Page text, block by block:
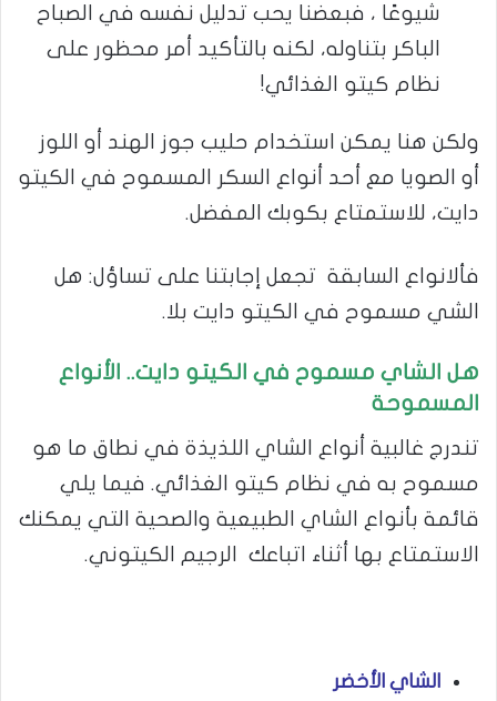
شيوعًا ، فبعضنا يحب تدليل نفسه في الصباح
الباكر بتناوله، لكنه بالتأكيد أمر محظور على
نظام كيتو الغذائي!
ولكن هنا يمكن استخدام حليب جوز الهند أو اللوز
أو الصويا مع أحد أنواع السكر المسموح في الكيتو
دايت، للاستمتاع بكوبك المفضل.
فألانواع السابقة تجعل إجابتنا على تساؤل: هل
الشي مسموح في الكيتو دايت بلا.
هل الشاي مسموح في الكيتو دايت.. الأنواع
المسموحة
تندرج غالبية أنواع الشاي اللذيذة في نطاق ما هو
مسموح به في نظام كيتو الغذائي. فيما يلي
قائمة بأنواع الشاي الطبيعية والصحية التي يمكنك
الاستمتاع بها أثناء اتباعك الرجيم الكيتوني.
الشاي الأخضر